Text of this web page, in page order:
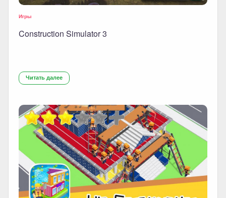
Игры
Construction Simulator 3
Читать далее